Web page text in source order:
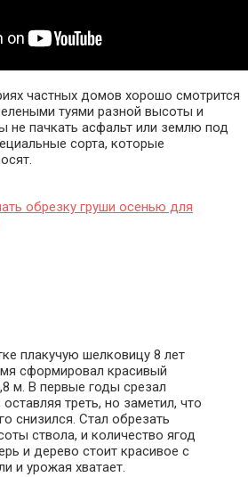
частных домов хорошо смотрится
туями разной высоты и
не пачкать асфальт или землю под
сорта, которые
обрезку груши осенью для
плакучую шелковицу 8 лет
сформировал красивый
м. В первые годы срезал
треть, но заметил, что
снизился. Стал обрезать
ствола, и количество ягод
и дерево стоит красивое с
и урожая хватает.